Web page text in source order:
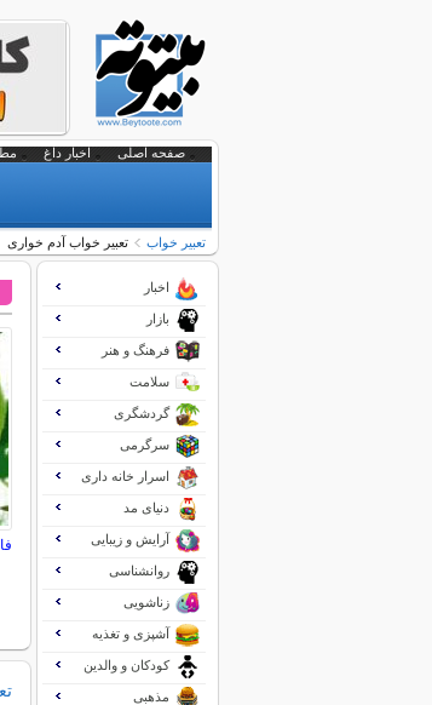
صفحه اصلی اخبار داغ
تعبير خواب تعبیر خواب آدم خواری
اخبار
بازار
فرهنگ و هنر
سلامت
گردشگری
سرگرمی
اسرار خانه داری
دنیای مد
آرایش و زیبایی
روانشناسی
زناشویی
آشپزی و تغذیه
کودکان و والدین
مذهبی